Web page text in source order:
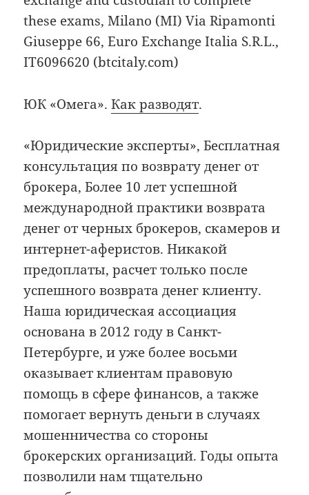
these exams, Milano (MI) Via Ripamonti
Giuseppe 66, Euro Exchange Italia S.R.L.,
IT6096620 (btcitaly.com)
ЮК «Омега».Как разводят.
«Юридические эксперты», Бесплатная
консультация по возврату денег от
брокера, Более 10 лет успешной
международной практики возврата
денег от черных брокеров, скамеров и
интернет-аферистов. Никакой
предоплаты, расчет только после
успешного возврата денег клиенту.
Наша юридическая ассоциация
основана в 2012 году в Санкт-
Петербурге, и уже более восьми
оказывает клиентам правовую
помощь в сфере финансов, а также
помогает вернуть деньги в случаях
мошенничества со стороны
брокерских организаций. Годы опыта
позволили нам тщательно